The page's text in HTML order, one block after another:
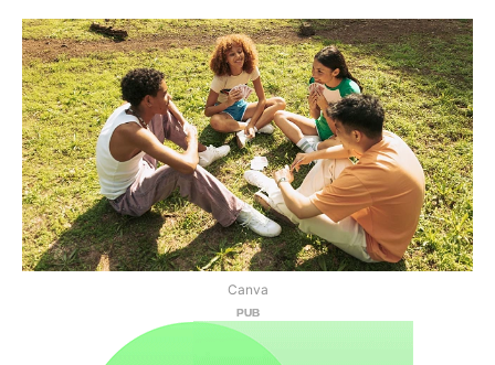
Canva